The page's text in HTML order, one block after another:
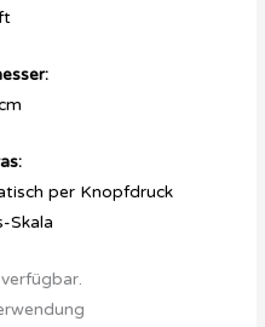
per Knopfdruck
Skala